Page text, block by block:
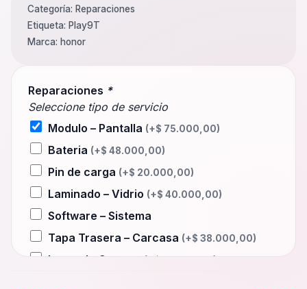
Reparaciones *
Seleccione tipo de servicio
Modulo – Pantalla (+$ 75.000,00)
Bateria (+$ 48.000,00)
Pin de carga (+$ 20.000,00)
Laminado – Vidrio (+$ 40.000,00)
Software – Sistema
Tapa Trasera – Carcasa (+$ 38.000,00)
Lente de Camara
Categoría: Reparaciones
Etiqueta: Play9T
Marca: honor